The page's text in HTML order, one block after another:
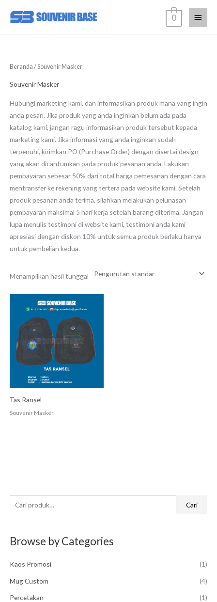
Menu
0
e
c
r
i
Cari
Browse by Categories
Kaos Promosi (1)
Mug Custom (4)
Percetakan (1)
Beranda / Souvenir Masker
Souvenir Masker
Hubungi marketing kami, dan informasikan produk mana yang ingin
anda pesan. Jika produk yang anda inginkan belum ada pada
katalog kami, jangan ragu informasikan produk tersebut kepada
marketing kami. Jika informasi yang anda inginkan sudah
terpenuhi, kirimkan PO (Purchase Order) dengan disertai design
yang akan dicantumkan pada produk pesanan anda. Lakukan
pembayaran sebesar 50% dari total harga pemesanan dengan cara
mentransfer ke rekening yang tertera pada website kami. Setelah
produk pesanan anda terima, silahkan melakukan pelunasan
pembayaran maksimal 5 hari kerja setelah barang diterima. Jangan
lupa menulis testimoni di website kami, testimoni anda kami
apresiasi dengan diskon 10% untuk semua produk berlaku hanya
untuk pembelian kedua.
Menampilkan hasil tunggal
Tas Ransel
Souvenir Masker